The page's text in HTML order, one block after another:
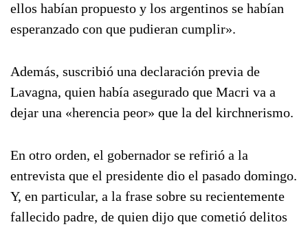
ellos habían propuesto y los argentinos se habían
esperanzado con que pudieran cumplir».
Además, suscribió una declaración previa de
Lavagna, quien había asegurado que Macri va a
dejar una «herencia peor» que la del kirchnerismo.
En otro orden, el gobernador se refirió a la
entrevista que el presidente dio el pasado domingo.
Y, en particular, a la frase sobre su recientemente
fallecido padre, de quien dijo que cometió delitos